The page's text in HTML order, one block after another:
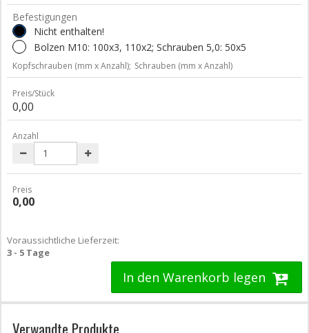
Befestigungen
Nicht enthalten!
Bolzen M10: 100x3, 110x2; Schrauben 5,0: 50x5
Kopfschrauben (mm x Anzahl); Schrauben (mm x Anzahl)
Preis/Stück
0,00
Anzahl
Preis
0,00
Voraussichtliche Lieferzeit:
3 - 5 Tage
In den Warenkorb legen
Verwandte Produkte